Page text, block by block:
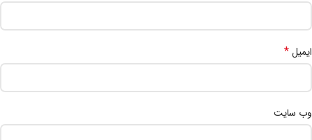
ایمیل*
وب‌ سایت